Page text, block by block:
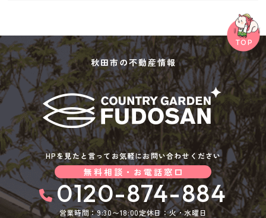
秋田市の不動産情報
HPを見たと言ってお気軽にお問い合わせください
無料相談・お電話窓口
0120-874-884
営業時間：9:30〜18:00定休日：火・水曜日